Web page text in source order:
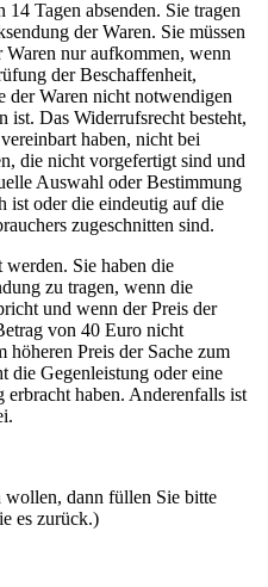
Tagen absenden. Sie tragen
der Waren. Sie müssen
nur aufkommen, wenn
der Beschaffenheit,
der Waren nicht notwendigen
Das Widerrufsrecht besteht,
haben, nicht bei
die nicht vorgefertigt sind und
Auswahl oder Bestimmung
ist oder die eindeutig auf die
zugeschnitten sind.
Sie haben die
zu tragen, wenn die
und wenn der Preis der
von 40 Euro nicht
höheren Preis der Sache zum
die Gegenleistung oder eine
haben. Anderenfalls ist
dann füllen Sie bitte
es zurück.)